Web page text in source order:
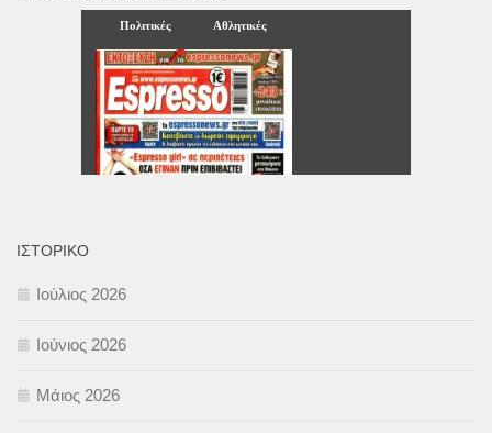
ΙΣΤΟΡΙΚΌ
Ιούλιος 2026
Ιούνιος 2026
Μάιος 2026